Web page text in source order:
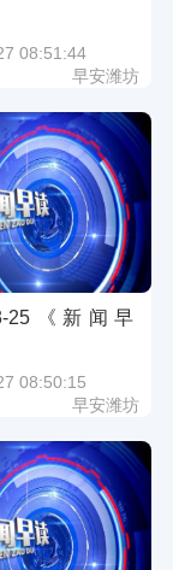
08:51:44
早安潍坊
25《新闻早
08:50:15
早安潍坊